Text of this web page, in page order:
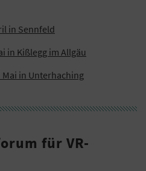
in Sennfeld
in Kißlegg im Allgäu
Mai in Unterhaching
für VR-